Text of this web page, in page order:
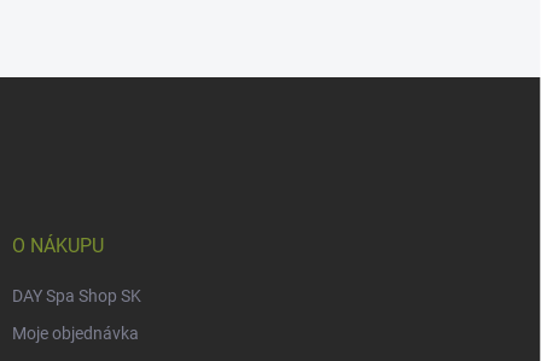
O NÁKUPU
DAY Spa Shop SK
Moje objednávka